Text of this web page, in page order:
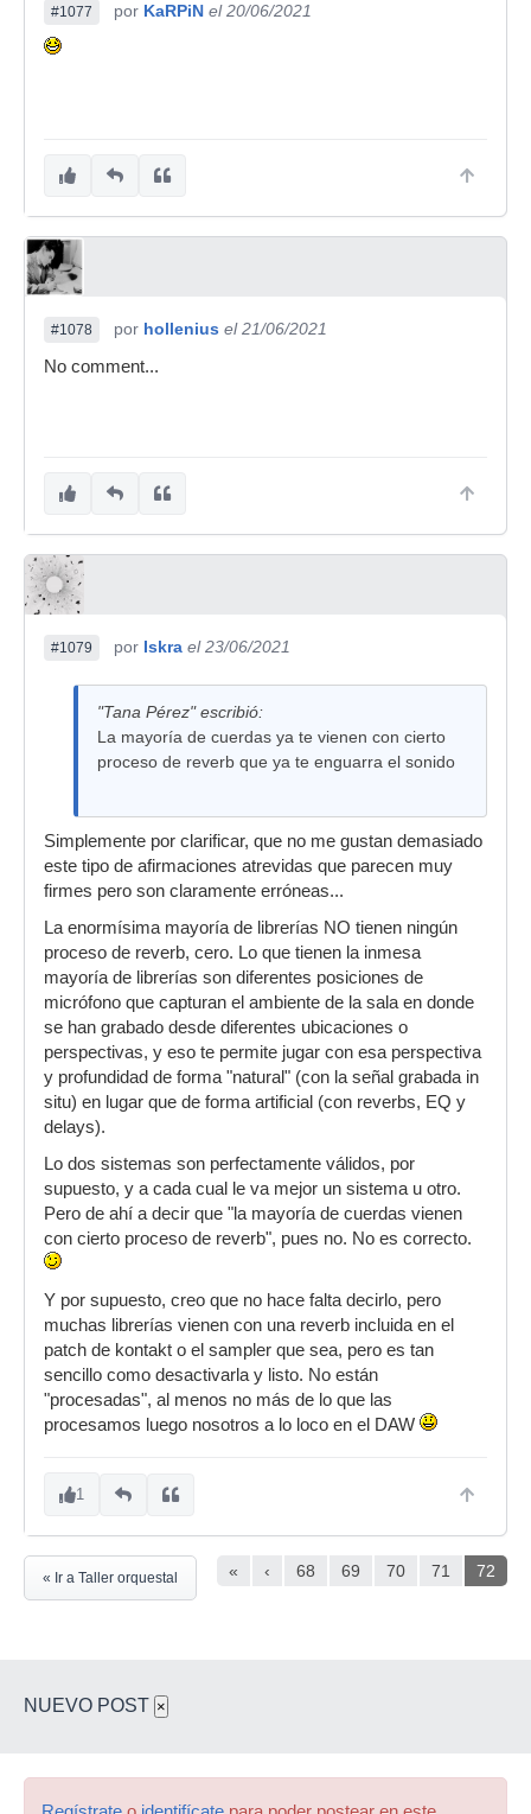
#1077 por KaRPiN el 20/06/2021
#1078 por hollenius el 21/06/2021
No comment...
#1079 por Iskra el 23/06/2021
"Tana Pérez" escribió:
La mayoría de cuerdas ya te vienen con cierto
proceso de reverb que ya te enguarra el sonido
Simplemente por clarificar, que no me gustan demasiado
este tipo de afirmaciones atrevidas que parecen muy
firmes pero son claramente erróneas...
La enormísima mayoría de librerías NO tienen ningún
proceso de reverb, cero. Lo que tienen la inmesa
mayoría de librerías son diferentes posiciones de
micrófono que capturan el ambiente de la sala en donde
se han grabado desde diferentes ubicaciones o
perspectivas, y eso te permite jugar con esa perspectiva
y profundidad de forma "natural" (con la señal grabada in
situ) en lugar que de forma artificial (con reverbs, EQ y
delays).
Lo dos sistemas son perfectamente válidos, por
supuesto, y a cada cual le va mejor un sistema u otro.
Pero de ahí a decir que "la mayoría de cuerdas vienen
con cierto proceso de reverb", pues no. No es correcto.
Y por supuesto, creo que no hace falta decirlo, pero
muchas librerías vienen con una reverb incluida en el
patch de kontakt o el sampler que sea, pero es tan
sencillo como desactivarla y listo. No están
"procesadas", al menos no más de lo que las
procesamos luego nosotros a lo loco en el DAW
1
« ‹ 68 69 70 71 72
« Ir a Taller orquestal
NUEVO POST ×